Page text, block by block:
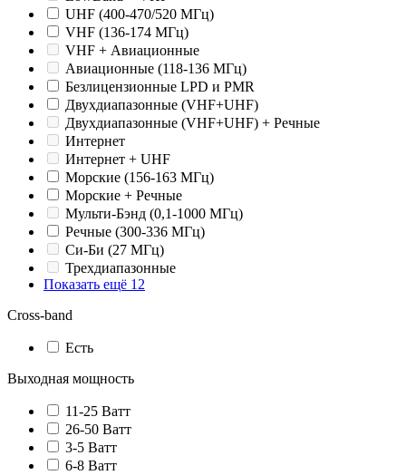
UHF (400-470/520 МГц)
VHF (136-174 МГц)
VHF + Авиационные
Авиационные (118-136 МГц)
Безлицензионные LPD и PMR
Двухдиапазонные (VHF+UHF)
Двухдиапазонные (VHF+UHF) + Речные
Интернет
Интернет + UHF
Морские (156-163 МГц)
Морские + Речные
Мульти-Бэнд (0,1-1000 МГц)
Речные (300-336 МГц)
Си-Би (27 МГц)
Трехдиапазонные
Показать ещё 12
Cross-band
Есть
Выходная мощность
11-25 Ватт
26-50 Ватт
3-5 Ватт
6-8 Ватт